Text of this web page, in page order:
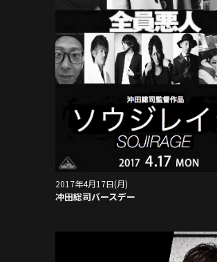
2017年4月17日(月)
冲田総司バースデー